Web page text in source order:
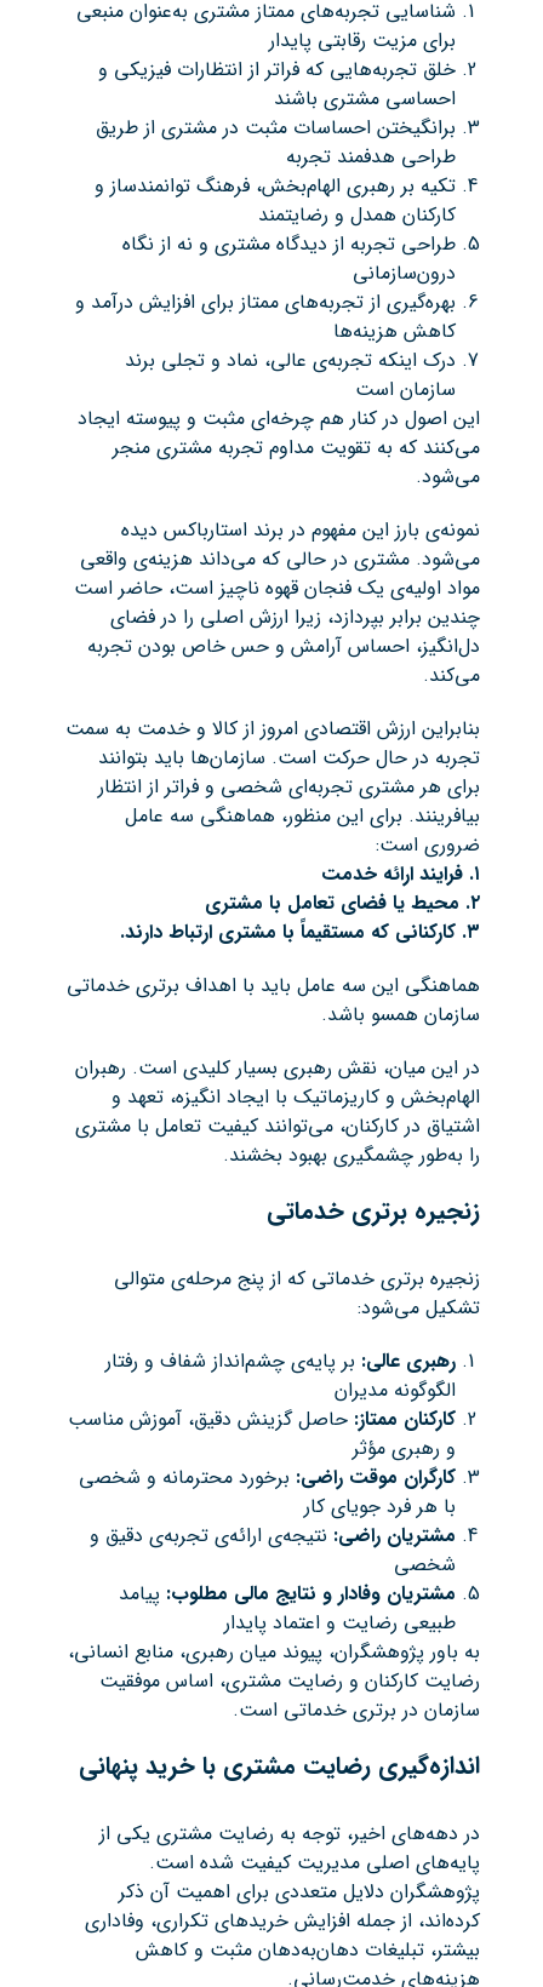
شناسایی تجربه‌های ممتاز مشتری به‌عنوان منبعی
برای مزیت رقابتی پایدار
خلق تجربه‌هایی که فراتر از انتظارات فیزیکی و
احساسی مشتری باشند
برانگیختن احساسات مثبت در مشتری از طریق
طراحی هدفمند تجربه
تکیه بر رهبری الهام‌بخش، فرهنگ توانمندساز و
کارکنان همدل و رضایتمند
طراحی تجربه از دیدگاه مشتری و نه از نگاه
درون‌سازمانی
بهره‌گیری از تجربه‌های ممتاز برای افزایش درآمد و
کاهش هزینه‌ها
درک اینکه تجربه‌ی عالی، نماد و تجلی برند
سازمان است
این اصول در کنار هم چرخه‌ای مثبت و پیوسته ایجاد
می‌کنند که به تقویت مداوم تجربه مشتری منجر
می‌شود.
نمونه‌ی بارز این مفهوم در برند استارباکس دیده
می‌شود. مشتری در حالی که می‌داند هزینه‌ی واقعی
مواد اولیه‌ی یک فنجان قهوه ناچیز است، حاضر است
چندین برابر بپردازد، زیرا ارزش اصلی را در فضای
دل‌انگیز، احساس آرامش و حس خاص بودن تجربه
می‌کند.
بنابراین ارزش اقتصادی امروز از کالا و خدمت به سمت
تجربه در حال حرکت است. سازمان‌ها باید بتوانند
برای هر مشتری تجربه‌ای شخصی و فراتر از انتظار
بیافرینند. برای این منظور، هماهنگی سه عامل
ضروری است:
۱. فرایند ارائه خدمت
۲. محیط یا فضای تعامل با مشتری
۳. کارکنانی که مستقیماً با مشتری ارتباط دارند.
هماهنگی این سه عامل باید با اهداف برتری خدماتی
سازمان همسو باشد.
در این میان، نقش رهبری بسیار کلیدی است. رهبران
الهام‌بخش و کاریزماتیک با ایجاد انگیزه، تعهد و
اشتیاق در کارکنان، می‌توانند کیفیت تعامل با مشتری
را به‌طور چشمگیری بهبود بخشند.
زنجیره برتری خدماتی
زنجیره برتری خدماتی که از پنج مرحله‌ی متوالی
تشکیل می‌شود:
رهبری عالی: بر پایه‌ی چشم‌انداز شفاف و رفتار
الگوگونه مدیران
کارکنان ممتاز: حاصل گزینش دقیق، آموزش مناسب
و رهبری مؤثر
کارگران موقت راضی: برخورد محترمانه و شخصی
با هر فرد جویای کار
مشتریان راضی: نتیجه‌ی ارائه‌ی تجربه‌ی دقیق و
شخصی
مشتریان وفادار و نتایج مالی مطلوب: پیامد
طبیعی رضایت و اعتماد پایدار
به باور پژوهشگران، پیوند میان رهبری، منابع انسانی،
رضایت کارکنان و رضایت مشتری، اساس موفقیت
سازمان در برتری خدماتی است.
اندازه‌گیری رضایت مشتری با خرید پنهانی
در دهه‌های اخیر، توجه به رضایت مشتری یکی از
پایه‌های اصلی مدیریت کیفیت شده است.
پژوهشگران دلایل متعددی برای اهمیت آن ذکر
کرده‌اند، از جمله افزایش خریدهای تکراری، وفاداری
بیشتر، تبلیغات دهان‌به‌دهان مثبت و کاهش
هزینه‌های خدمت‌رسانی.